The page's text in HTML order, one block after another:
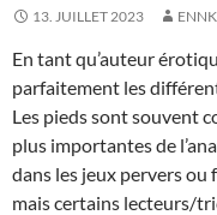
13. JUILLET 2023
En tant qu’auteur
parfaitement les
Les pieds sont souvent
plus importantes de
dans les jeux pervers
mais certains lecteurs/